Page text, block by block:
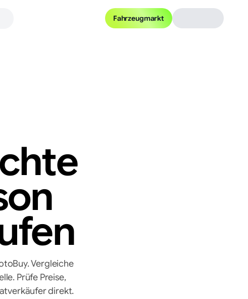
Fahrzeugmarkt
Vergleiche
Prüfe Preise,
direkt.